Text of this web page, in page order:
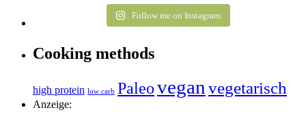
Follow me on Instagram
Cooking methods
high protein low carb Paleoveganvegetarisch
Anzeige: